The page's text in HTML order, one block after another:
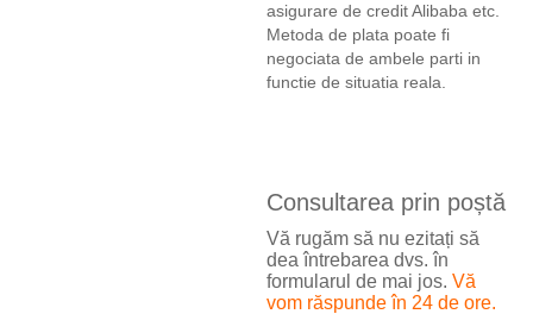
asigurare de credit Alibaba etc.
Metoda de plata poate fi
negociata de ambele parti in
functie de situatia reala.
Consultarea prin poștă
Vă rugăm să nu ezitați să
dea întrebarea dvs. în
formularul de mai jos. Vă
vom răspunde în 24 de ore.